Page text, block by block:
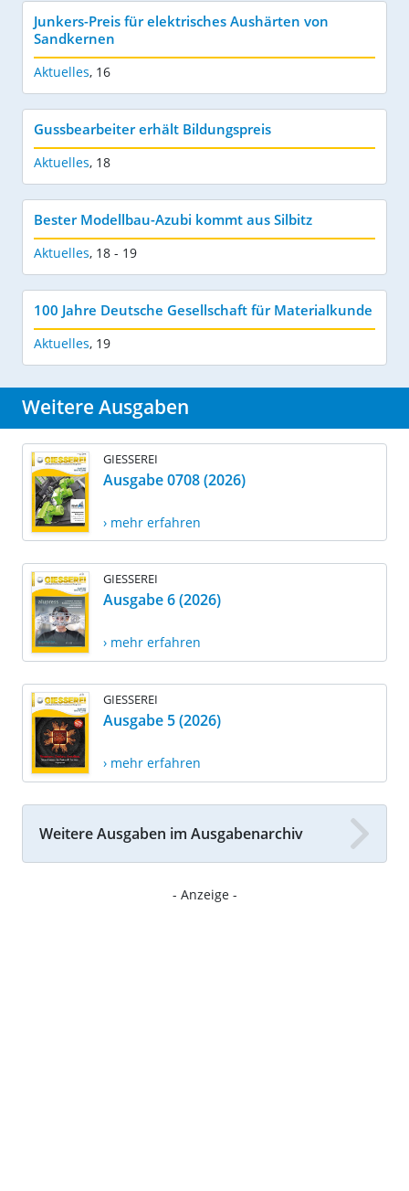
Junkers-Preis für elektrisches Aushärten von
Sandkernen
Aktuelles, 16
Gussbearbeiter erhält Bildungspreis
Aktuelles, 18
Bester Modellbau-Azubi kommt aus Silbitz
Aktuelles, 18 - 19
100 Jahre Deutsche Gesellschaft für Materialkunde
Aktuelles, 19
Weitere Ausgaben
GIESSEREI
Ausgabe 0708 (2026)
› mehr erfahren
GIESSEREI
Ausgabe 6 (2026)
› mehr erfahren
GIESSEREI
Ausgabe 5 (2026)
› mehr erfahren
Weitere Ausgaben im Ausgabenarchiv
- Anzeige -